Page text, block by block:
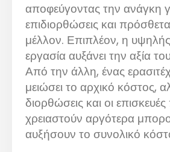
αποφεύγοντας την ανάγκη
επιδιορθώσεις και
μέλλον. Επιπλέον, η
εργασία αυξάνει την αξία
Από την άλλη, ένας
μειώσει το αρχικό κόστος,
διορθώσεις και οι
χρειαστούν αργότερα
αυξήσουν το συνολικό